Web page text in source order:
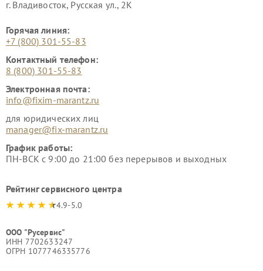
г. Владивосток, Русская ул., 2К
Горячая линия:
+7 (800) 301-55-83
Контактный телефон:
8 (800) 301-55-83
Электронная почта:
info@fixim-marantz.ru
для юридических лиц
manager@fix-marantz.ru
График работы:
ПН-ВСК с 9:00 до 21:00 без перерывов и выходных
Рейтинг сервисного центра
4.9-5.0
ООО "Русервис"
ИНН 7702633247
ОГРН 1077746335776